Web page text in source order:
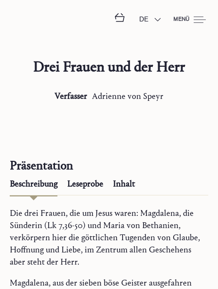
DE MENÜ
Drei Frauen und der Herr
Verfasser Adrienne von Speyr
Präsentation
Beschreibung Leseprobe Inhalt
Die drei Frauen, die um Jesus waren: Magdalena, die
Sünderin (Lk 7,36-50) und Maria von Bethanien,
verkörpern hier die göttlichen Tugenden von Glaube,
Hoffnung und Liebe, im Zentrum allen Geschehens
aber steht der Herr.
Magdalena, aus der sieben böse Geister ausgefahren